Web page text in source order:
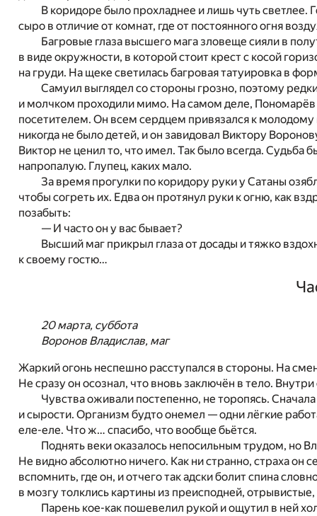
В коридоре было прохладнее и лишь чуть
сыро в отличие от комнат, где от постоянного огня
Багровые глаза высшего мага зловеще сияли в
в виде окружности, в которой стоит крест с косой
на груди. На щеке светилась багровая татуировка в
Самуил выглядел со стороны грозно, поэтому
и молчком проходили мимо. На самом деле,
посетителем. Он всем сердцем привязался к молодому
никогда не было детей, и он завидовал Виктору
Виктор не ценил то, что имел. Так было всегда. Судьба
напропалую. Глупец, каких мало.
За время прогулки по коридору руки у Сатаны
чтобы согреть их. Едва он протянул руки к огню, как
позабыть:
— И часто он у вас бывает?
Высший маг прикрыл глаза от досады и тяжко
к своему гостю…
20 марта, суббота
Воронов Владислав, маг
Жаркий огонь неспешно расступался в стороны. На
Не сразу он осознал, что вновь заключён в тело.
Чувства оживали постепенно, не торопясь.
и сырости. Организм будто онемел — одни лёгкие
еле-еле. Что ж… спасибо, что вообще бьётся.
Поднять веки оказалось непосильным трудом, но
Не видно абсолютно ничего. Как ни странно, страха он
вспомнить, где он, и отчего так адски болит спина
в мозгу толклись картины из преисподней,
Парень кое-как пошевелил рукой и ощутил в ней